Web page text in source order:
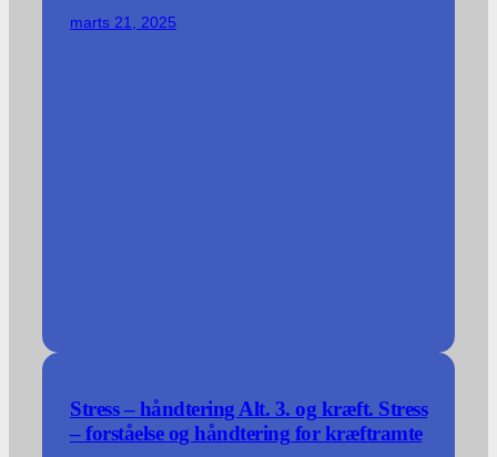
marts 21, 2025
Stress – håndtering Alt. 3. og kræft. Stress
– forståelse og håndtering for kræftramte